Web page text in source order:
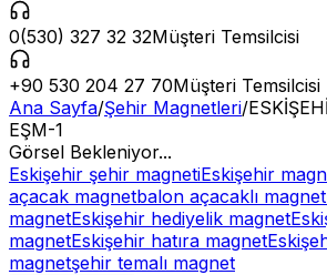
0(530) 327 32 32Müşteri Temsilcisi
+90 530 204 27 70Müşteri Temsilcisi
Ana Sayfa/Şehir Magnetleri/
EŞM-1
Görsel Bekleniyor...
Eskişehir şehir magnetiEskişehir
açacak magnetbalon açacaklı magnet
magnetEskişehir hediyelik magnet
magnetEskişehir hatıra magnet
magnetşehir temalı magnet